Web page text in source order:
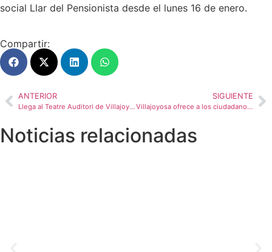
social Llar del Pensionista desde el lunes 16 de enero.
Compartir:
ANTERIOR
Llega al Teatre Auditori de Villajoyosa “Rube”, un espectáculo que une circo y ciencia
SIGUIENTE
Villajoyosa ofrece a los ciudadanos informes informes meteorológicos oficiales gratuitos para reclamar daños ante el seguro
Noticias relacionadas